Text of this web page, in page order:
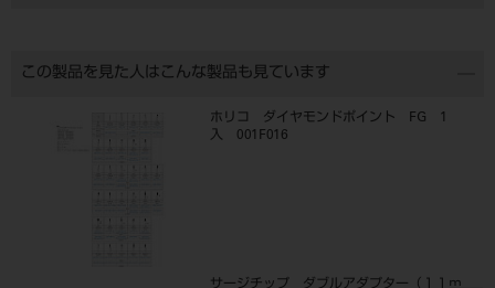
この製品を見た人はこんな製品も見ています
ホリコ ダイヤモンドポイント FG 1
入 001F016
サージチップ ダブルアダプター（１１ｍ